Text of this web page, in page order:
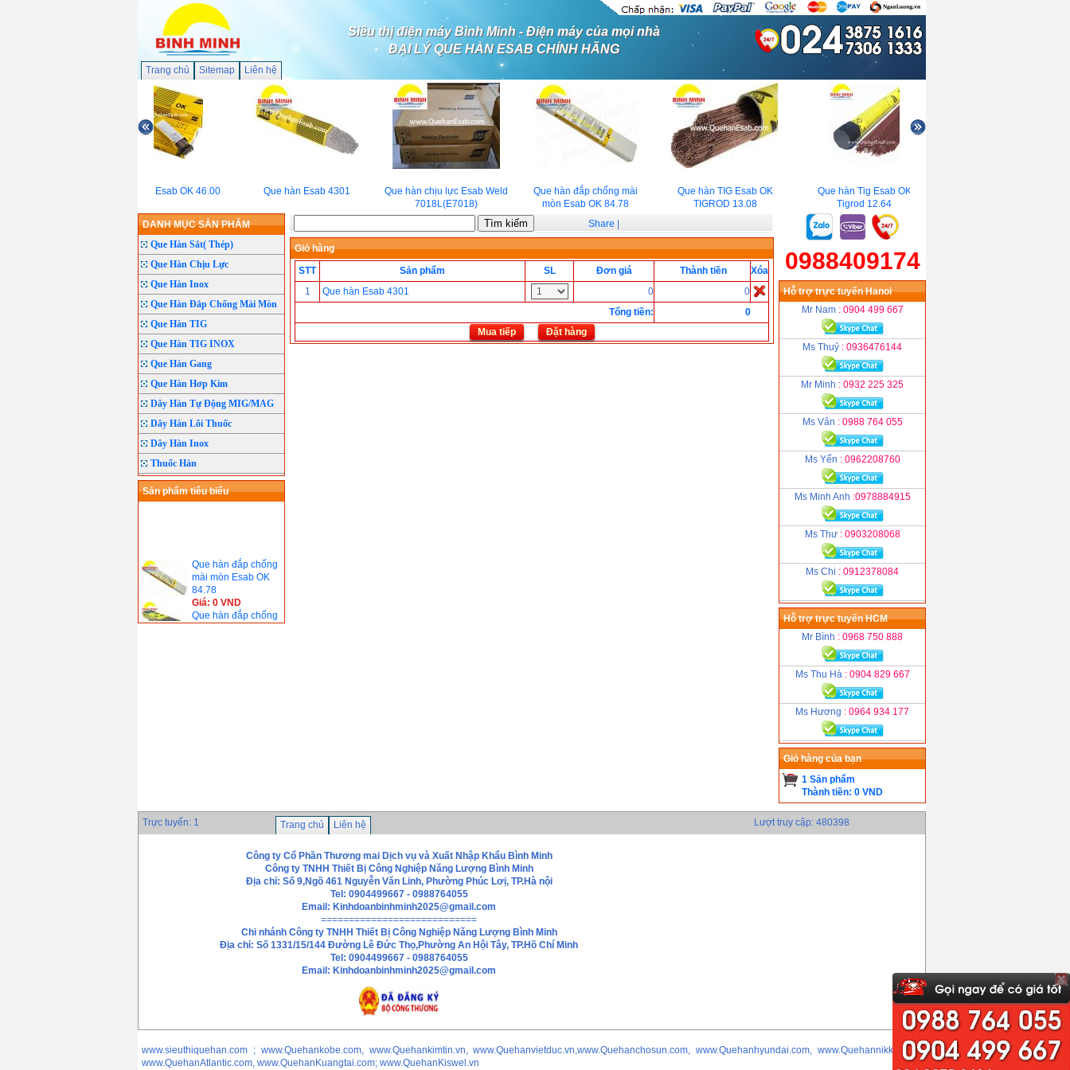
Siêu thị điện máy Bình Minh - Điện máy của mọi nhà
ĐẠI LÝ QUE HÀN ESAB CHÍNH HÃNG
Trang chủ Sitemap Liên hệ
Que hàn Esab OK 46.00 Que hàn Esab 4301
Que hàn chịu lực Esab Weld
7018L(E7018)
Que hàn đắp chống mài
mòn Esab OK 84.78
Que hàn TIG Esab OK
TIGROD 13.08
Que hàn Tig Esab OK
Tigrod 12.64
DANH MỤC SẢN PHẨM
Que Hàn Sắt( Thép)
Que Hàn Chịu Lực
Que Hàn Inox
Que Hàn Đắp Chống Mài Mòn
Que Hàn TIG
Que Hàn TIG INOX
Que Hàn Gang
Que Hàn Hơp Kim
Dây Hàn Tự Động MIG/MAG
Dây Hàn Lõi Thuốc
Dây Hàn Inox
Thuốc Hàn
Sản phẩm tiêu biểu
Que hàn đắp chống
mài mòn Esab OK
84.78
Giá: 0 VND
Que hàn đắp chống
mài mòn Esab OK
Share
Giỏ hàng
STT
Sản phẩm SL Đơn giá Thành tiền
Xóa
1
Que hàn Esab 4301 0
0
Tổng tiền:
0
Mua tiếp
Đặt hàng
0988409174
Hỗ trợ trực tuyến Hanoi
Mr Nam : 0904 499 667
Ms Thuỷ : 0936476144
Mr Minh : 0932 225 325
Ms Vân : 0988 764 055
Ms Yến : 0962208760
Ms Minh Anh :0978884915
Ms Thư : 0903208068
Ms Chi : 0912378084
Hỗ trợ trực tuyến HCM
Mr Bình : 0968 750 888
Ms Thu Hà : 0904 829 667
Ms Hương : 0964 934 177
Giỏ hàng của bạn
1 Sản phẩm
Thành tiền: 0 VND
Trực tuyến: 1 Trang chủ Liên hệ Lượt truy cập: 480398
Công ty Cổ Phần Thương mai Dịch vụ và Xuất Nhập Khẩu Bình Minh
Công ty TNHH Thiết Bị Công Nghiệp Năng Lượng Bình Minh
Địa chỉ: Số 9,Ngõ 461 Nguyễn Văn Linh, Phường Phúc Lơị, TP.Hà nội
Tel: 0904499667 - 0988764055
Email: Kinhdoanbinhminh2025@gmail.com
============================
Chi nhánh Công ty TNHH Thiết Bị Công Nghiệp Năng Lượng Bình Minh
Địa chỉ: Số 1331/15/144 Đường Lê Đức Thọ,Phường An Hội Tây, TP.Hồ Chí Minh
Tel: 0904499667 - 0988764055
Email: Kinhdoanbinhminh2025@gmail.com
www.sieuthiquehan.com ; www.Quehankobe.com, www.Quehankimtin.vn, www.Quehanvietduc.vn,www.Quehanchosun.com, www.Quehanhyundai.com, www.Quehannikko.com,
www.QuehanAtlantic.com, www.QuehanKuangtai.com; www.QuehanKiswel.vn